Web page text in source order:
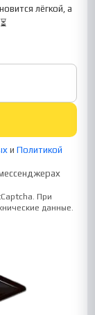
лёгкой, а
и Политикой
При
данные.